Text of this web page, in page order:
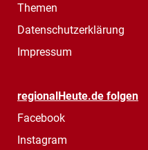
Themen
Datenschutzerklärung
Impressum
regionalHeute.de folgen
Facebook
Instagram